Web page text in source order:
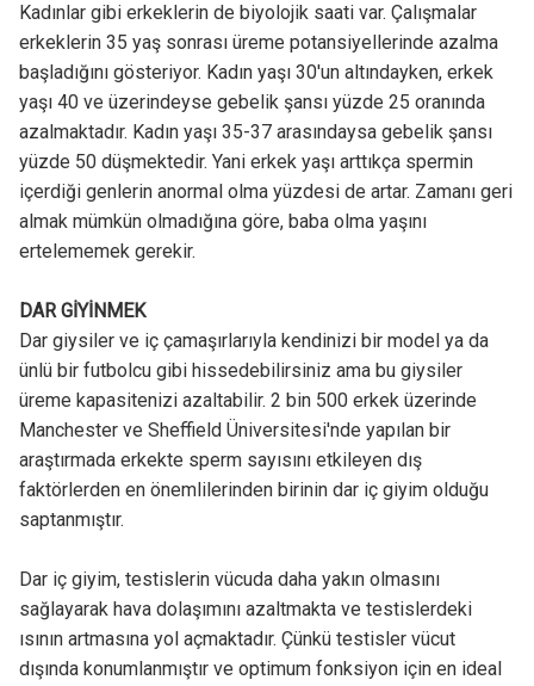
Kadınlar gibi erkeklerin de biyolojik saati var. Çalışmalar
erkeklerin 35 yaş sonrası üreme potansiyellerinde azalma
başladığını gösteriyor. Kadın yaşı 30'un altındayken, erkek
yaşı 40 ve üzerindeyse gebelik şansı yüzde 25 oranında
azalmaktadır. Kadın yaşı 35-37 arasındaysa gebelik şansı
yüzde 50 düşmektedir. Yani erkek yaşı arttıkça spermin
içerdiği genlerin anormal olma yüzdesi de artar. Zamanı geri
almak mümkün olmadığına göre, baba olma yaşını
ertelememek gerekir.
DAR GİYİNMEK
Dar giysiler ve iç çamaşırlarıyla kendinizi bir model ya da
ünlü bir futbolcu gibi hissedebilirsiniz ama bu giysiler
üreme kapasitenizi azaltabilir. 2 bin 500 erkek üzerinde
Manchester ve Sheffield Üniversitesi'nde yapılan bir
araştırmada erkekte sperm sayısını etkileyen dış
faktörlerden en önemlilerinden birinin dar iç giyim olduğu
saptanmıştır.
Dar iç giyim, testislerin vücuda daha yakın olmasını
sağlayarak hava dolaşımını azaltmakta ve testislerdeki
ısının artmasına yol açmaktadır. Çünkü testisler vücut
dışında konumlanmıştır ve optimum fonksiyon için en ideal